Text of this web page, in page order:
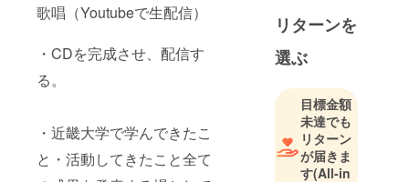
歌唱（Youtubeで生配信）
・CDを完成させ、配信す
る。
・近畿大学で学んできたこ
と・活動してきたこと全て
リターンを
選ぶ
目標金額
未達でも
リターン
が届きま
す(All-in